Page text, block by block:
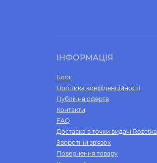
ІНФОРМАЦІЯ
Блог
Політика конфіденційності
Публічна оферта
Контакти
FAQ
Доставка в точки видачі Rozetka
Зворотній зв'язок
Повернення товару